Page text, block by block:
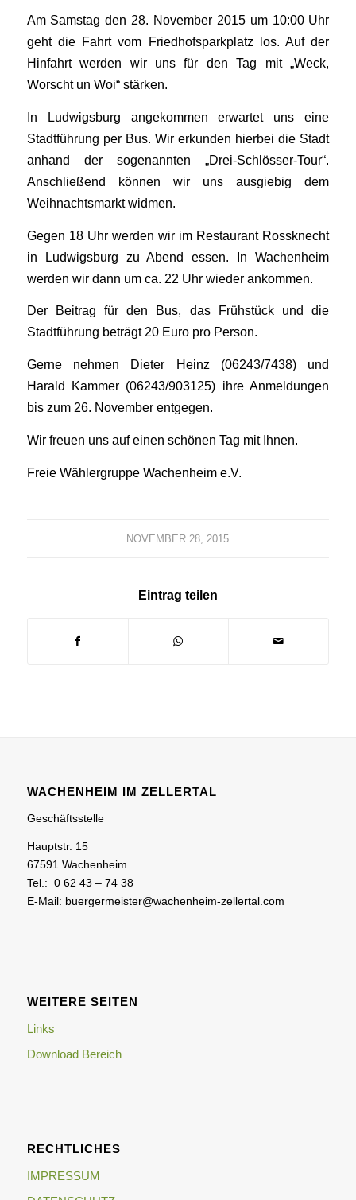
Am Samstag den 28. November 2015 um 10:00 Uhr
geht die Fahrt vom Friedhofsparkplatz los. Auf der
Hinfahrt werden wir uns für den Tag mit „Weck,
Worscht un Woi“ stärken.
In Ludwigsburg angekommen erwartet uns eine
Stadtführung per Bus. Wir erkunden hierbei die Stadt
anhand der sogenannten „Drei-Schlösser-Tour“.
Anschließend können wir uns ausgiebig dem
Weihnachtsmarkt widmen.
Gegen 18 Uhr werden wir im Restaurant Rossknecht
in Ludwigsburg zu Abend essen. In Wachenheim
werden wir dann um ca. 22 Uhr wieder ankommen.
Der Beitrag für den Bus, das Frühstück und die
Stadtführung beträgt 20 Euro pro Person.
Gerne nehmen Dieter Heinz (06243/7438) und
Harald Kammer (06243/903125) ihre Anmeldungen
bis zum 26. November entgegen.
Wir freuen uns auf einen schönen Tag mit Ihnen.
Freie Wählergruppe Wachenheim e.V.
NOVEMBER 28, 2015
Eintrag teilen
WACHENHEIM IM ZELLERTAL
Geschäftsstelle
Hauptstr. 15
67591 Wachenheim
Tel.: 0 62 43 – 74 38
E-Mail: buergermeister@wachenheim-zellertal.com
WEITERE SEITEN
Links
Download Bereich
RECHTLICHES
IMPRESSUM